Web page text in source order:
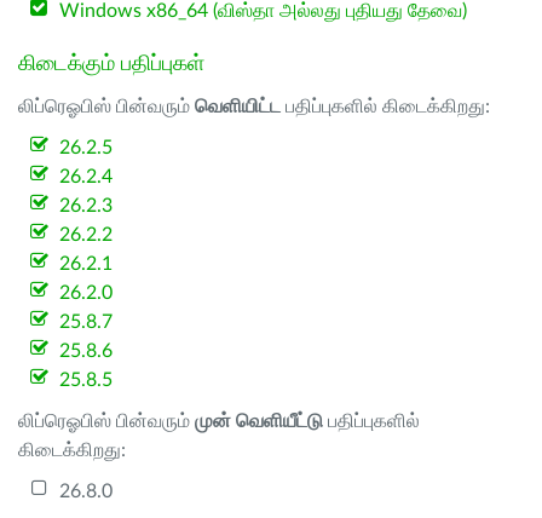
Windows x86_64 (விஸ்தா அல்லது புதியது தேவை)
கிடைக்கும் பதிப்புகள்
லிப்ரெஓபிஸ் பின்வரும் வெளியிட்ட பதிப்புகளில் கிடைக்கிறது:
26.2.5
26.2.4
26.2.3
26.2.2
26.2.1
26.2.0
25.8.7
25.8.6
25.8.5
லிப்ரெஓபிஸ் பின்வரும் முன் வெளியீட்டு பதிப்புகளில்
கிடைக்கிறது:
26.8.0